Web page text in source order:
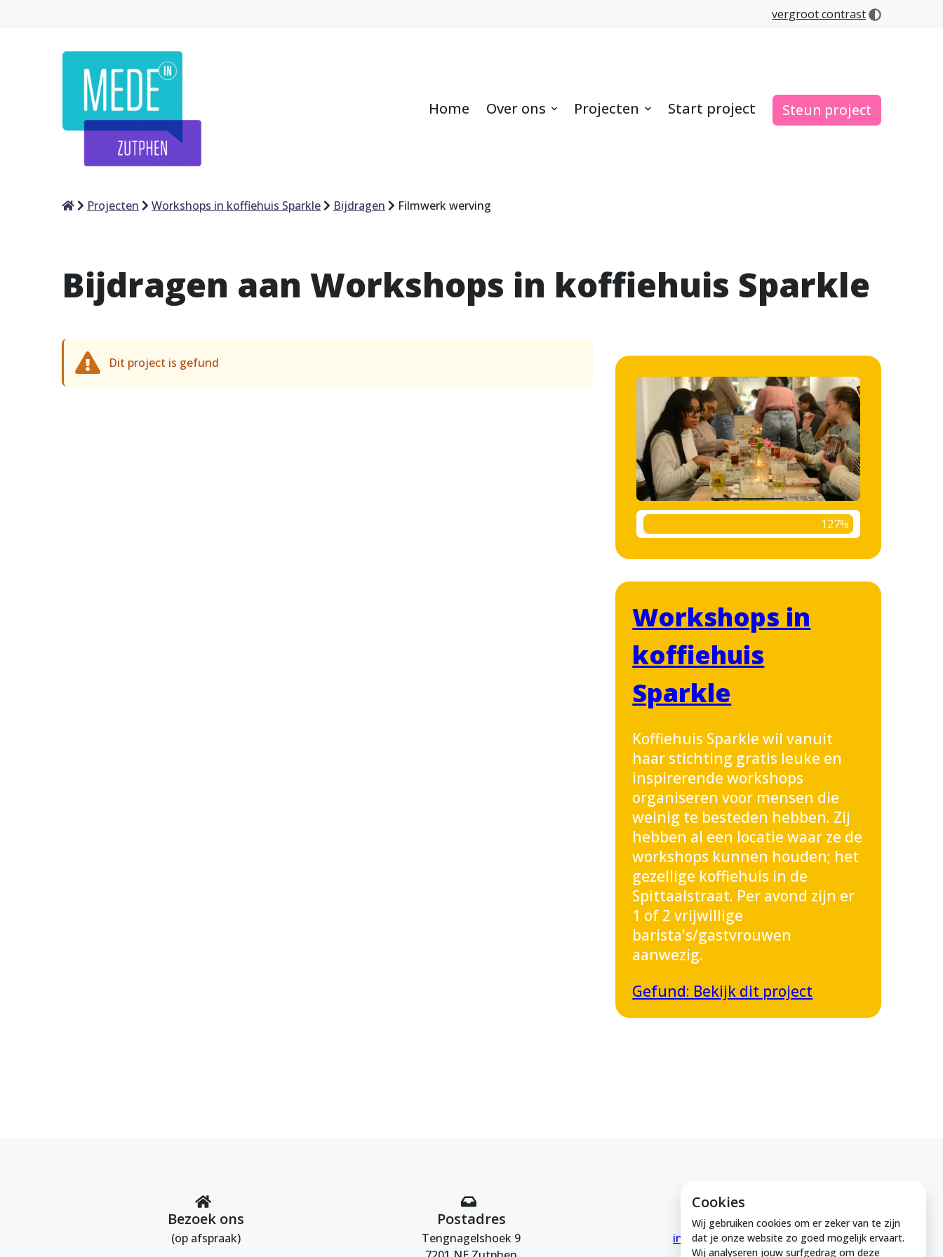
Cookies
Wij gebruiken cookies om er zeker van te zijn
dat je onze website zo goed mogelijk ervaart.
Wij analyseren jouw surfgedrag om deze
vergroot contrast
Home Over ons Projecten Start project Steun project
HomeProjecten Workshops in koffiehuis Sparkle Bijdragen Filmwerk werving
Bijdragen aan Workshops in koffiehuis Sparkle
Dit project is gefund
127%
Workshops in
koffiehuis
Sparkle
Koffiehuis Sparkle wil vanuit
haar stichting gratis leuke en
inspirerende workshops
organiseren voor mensen die
weinig te besteden hebben. Zij
hebben al een locatie waar ze de
workshops kunnen houden; het
gezellige koffiehuis in de
Spittaalstraat. Per avond zijn er
1 of 2 vrijwillige
barista's/gastvrouwen
aanwezig.
Gefund: Bekijk dit project
Bezoek ons
(op afspraak)
Postadres
Tengnagelshoek 9
E-mail ons
info@medeinzutphen.nl